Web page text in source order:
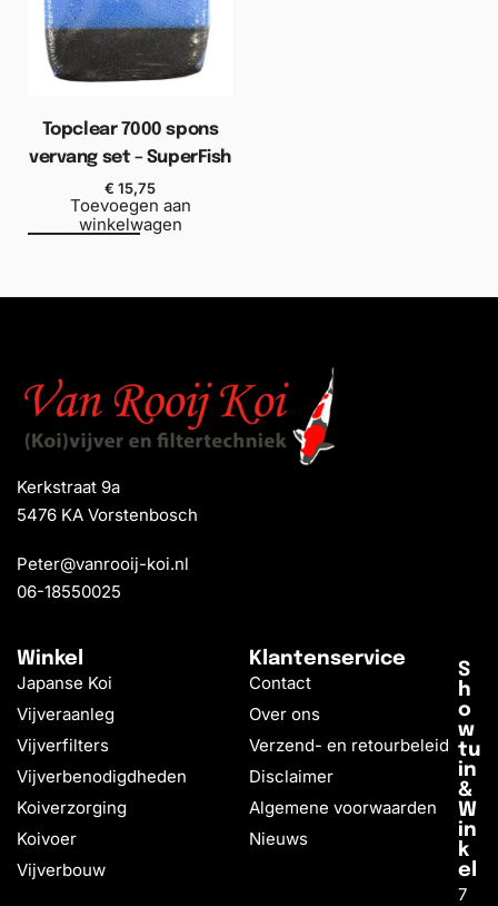
Topclear 7000 spons
vervang set – SuperFish
€ 15,75
Toevoegen aan
winkelwagen
Kerkstraat 9a
5476 KA Vorstenbosch
Peter@vanrooij-koi.nl
06-18550025
Winkel
Japanse Koi
Vijveraanleg
Vijverfilters
Vijverbenodigdheden
Koiverzorging
Koivoer
Vijverbouw
Klantenservice
Contact
Over ons
Verzend- en retourbeleid
Disclaimer
Algemene voorwaarden
Nieuws
S
h
o
w
tu
in
&
W
in
k
el
7